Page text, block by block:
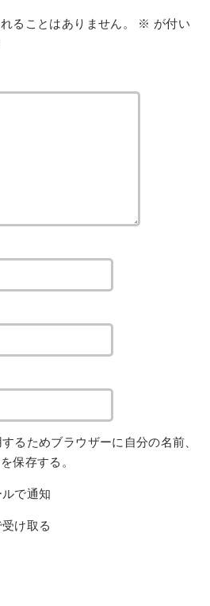
ることはありません。 ※ が付い
るためブラウザーに自分の名前、
保存する。
で通知
け取る